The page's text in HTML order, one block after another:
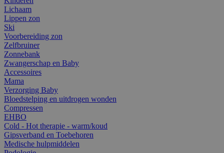
Lichaam
Lippen zon
Ski
Voorbereiding zon
Zelfbruiner
Zonnebank
Zwangerschap en Baby
Accessoires
Mama
Verzorging Baby
Bloedstelping en uitdrogen wonden
Compressen
EHBO
Cold - Hot therapie - warm/koud
Gipsverband en Toebehoren
Medische hulpmiddelen